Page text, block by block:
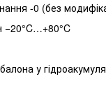
-0 (без
−20°C…+80°C
у